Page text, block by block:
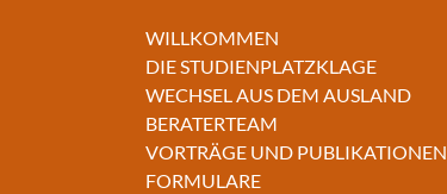
WILLKOMMEN
DIE STUDIENPLATZKLAGE
WECHSEL AUS DEM AUSLAND
BERATERTEAM
VORTRÄGE UND PUBLIKATIONEN
FORMULARE